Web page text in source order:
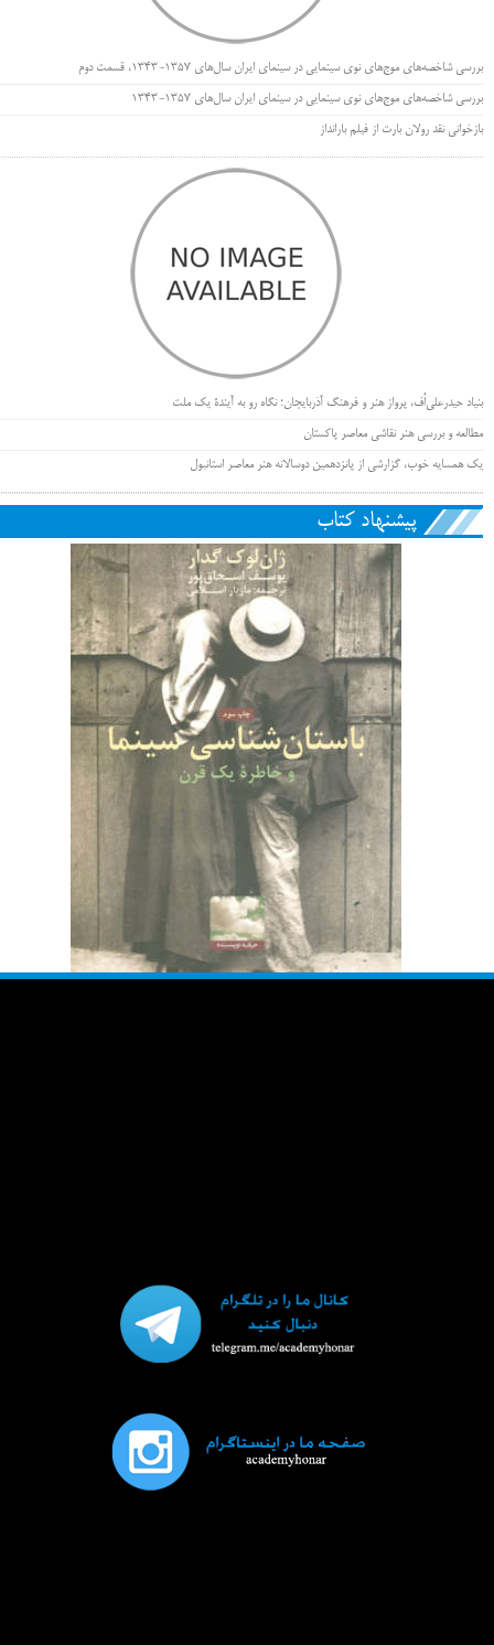
بررسی شاخصه‌های موج‌های نوی سینمایی در سینمای ایران سال‌های 1357-1343، قسمت دوم
بررسی شاخصه‌های موج‌های نوی سینمایی در سینمای ایران سال‌های 1357-1343
بازخوانی نقد رولان بارت از فیلم بارانداز
بنیاد حیدرعلی‌اُف، پرواز هنر و فرهنگ آذربایجان؛ نگاه رو به آیندۀ یک ملت
مطالعه و بررسی هنر نقاشی معاصر پاکستان
یک همسایه خوب، گزارشی از پانزدهمین دوسالانه هنر معاصر استانبول
پیشنهاد کتاب